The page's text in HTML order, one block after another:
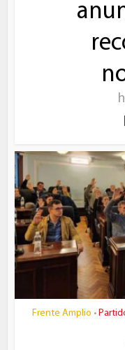
Frente Amplio •